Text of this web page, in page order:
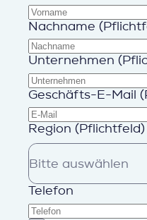
Nachname
Unternehmen
Geschäfts-E-Mail
Region (Pflichtfeld)
Telefon